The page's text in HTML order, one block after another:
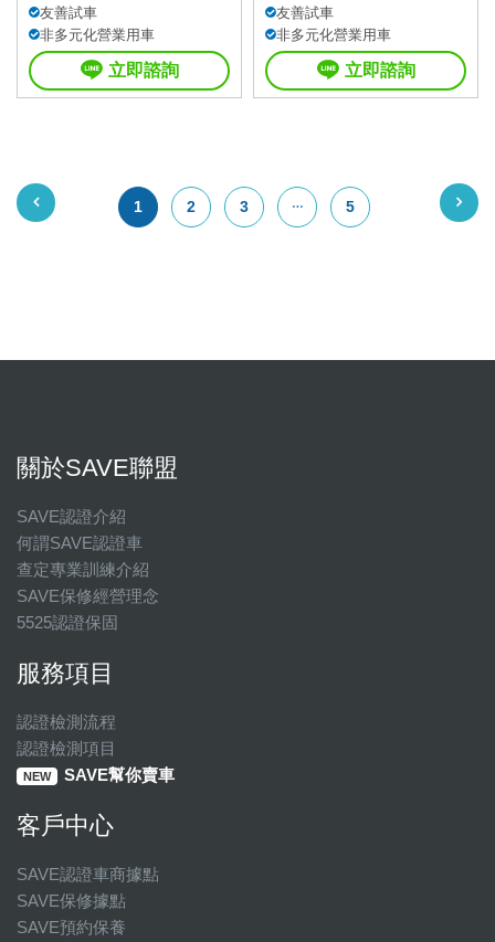
友善試車
非多元化營業用車
立即諮詢
友善試車
非多元化營業用車
立即諮詢
1 2 3 5
關於SAVE聯盟
SAVE認證介紹
何謂SAVE認證車
查定專業訓練介紹
SAVE保修經營理念
5525認證保固
服務項目
認證檢測流程
認證檢測項目
NEW SAVE幫你賣車
客戶中心
SAVE認證車商據點
SAVE保修據點
SAVE預約保養